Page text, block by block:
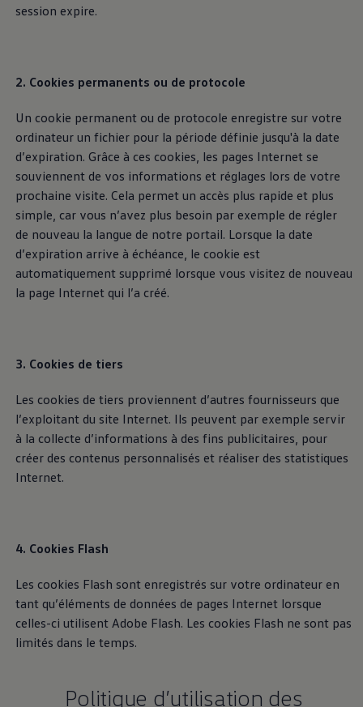
Politique de confidentialité
Politique d’utilisation des cookies
Car2X
Si votre véhicule supporte la technologie Car2X, il est
alors en mesure, après l’activation, de partager des
informations importantes concernant la circulation
routière, comme par ex. les accidents ou les
embouteillages, avec d’autres usagers de la route ou
infrastructures routières, dès lors que ces derniers
Collecte des données pour le
développement de la conduite
automatisée
base de données importante contenant le plus grand
base de trajets réels. Le téléchargement des données
peut, si votre véhicule supporte cette fonction, être
directement activé ou désactivé à l’aide du curseur
« Développement de la conduite automatisée » dans
Politique de confidentialité relative à la collecte de
session expire.
2. Cookies permanents ou de protocole
Un cookie permanent ou de protocole enregistre sur votre
ordinateur un fichier pour la période définie jusqu'à la date
d’expiration. Grâce à ces cookies, les pages Internet se
souviennent de vos informations et réglages lors de votre
prochaine visite. Cela permet un accès plus rapide et plus
simple, car vous n’avez plus besoin par exemple de régler
de nouveau la langue de notre portail. Lorsque la date
d’expiration arrive à échéance, le cookie est
automatiquement supprimé lorsque vous visitez de nouveau
la page Internet qui l’a créé.
3. Cookies de tiers
Les cookies de tiers proviennent d’autres fournisseurs que
l’exploitant du site Internet. Ils peuvent par exemple servir
à la collecte d’informations à des fins publicitaires, pour
créer des contenus personnalisés et réaliser des statistiques
Internet.
4. Cookies Flash
Les cookies Flash sont enregistrés sur votre ordinateur en
tant qu’éléments de données de pages Internet lorsque
celles-ci utilisent Adobe Flash. Les cookies Flash ne sont pas
limités dans le temps.
Politique d’utilisation des